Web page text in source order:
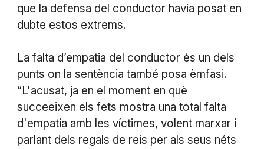
que la defensa del conductor havia posat en
dubte estos extrems.
La falta d’empatia del conductor és un dels
punts on la sentència també posa èmfasi.
“L'acusat, ja en el moment en què
succeeixen els fets mostra una total falta
d'empatia amb les víctimes, volent marxar i
parlant dels regals de reis per als seus néts